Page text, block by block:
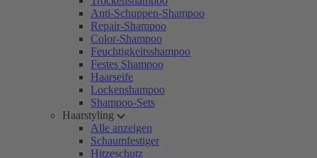
Anti-Schuppen-Shampoo
Repair-Shampoo
Color-Shampoo
Feuchtigkeitsshampoo
Festes Shampoo
Haarseife
Lockenshampoo
Shampoo-Sets
Haarstyling
Alle anzeigen
Schaumfestiger
Hitzeschutz